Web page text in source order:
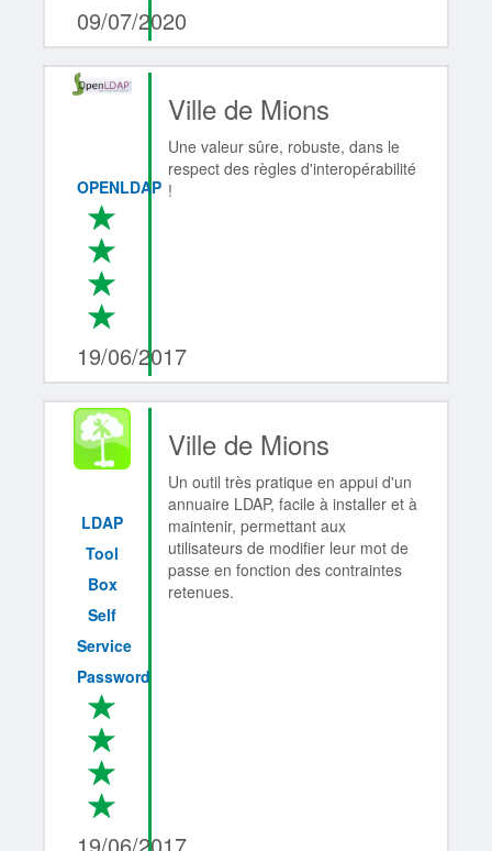
09/07/2020
OPENLDAP
*
*
*
*
4/4
19/06/2017
Ville de Mions
Une valeur sûre, robuste, dans le
respect des règles d'interopérabilité
!
LDAP
Tool
Box
Self
Service
Password
*
*
*
*
4/4
Ville de Mions
Un outil très pratique en appui d'un
annuaire LDAP, facile à installer et à
maintenir, permettant aux
utilisateurs de modifier leur mot de
passe en fonction des contraintes
retenues.